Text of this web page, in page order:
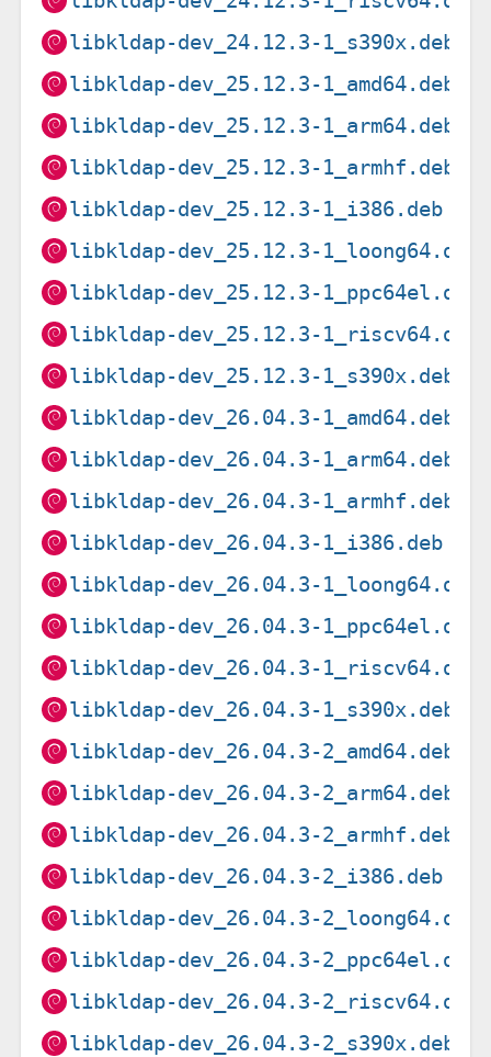
libkldap-dev_24.12.3-1_s390x.deb
libkldap-dev_25.12.3-1_amd64.deb
libkldap-dev_25.12.3-1_arm64.deb
libkldap-dev_25.12.3-1_armhf.deb
libkldap-dev_25.12.3-1_i386.deb
libkldap-dev_25.12.3-1_loong64.deb
libkldap-dev_25.12.3-1_ppc64el.deb
libkldap-dev_25.12.3-1_riscv64.deb
libkldap-dev_25.12.3-1_s390x.deb
libkldap-dev_26.04.3-1_amd64.deb
libkldap-dev_26.04.3-1_arm64.deb
libkldap-dev_26.04.3-1_armhf.deb
libkldap-dev_26.04.3-1_i386.deb
libkldap-dev_26.04.3-1_loong64.deb
libkldap-dev_26.04.3-1_ppc64el.deb
libkldap-dev_26.04.3-1_riscv64.deb
libkldap-dev_26.04.3-1_s390x.deb
libkldap-dev_26.04.3-2_amd64.deb
libkldap-dev_26.04.3-2_arm64.deb
libkldap-dev_26.04.3-2_armhf.deb
libkldap-dev_26.04.3-2_i386.deb
libkldap-dev_26.04.3-2_loong64.deb
libkldap-dev_26.04.3-2_ppc64el.deb
libkldap-dev_26.04.3-2_riscv64.deb
libkldap-dev_26.04.3-2_s390x.deb